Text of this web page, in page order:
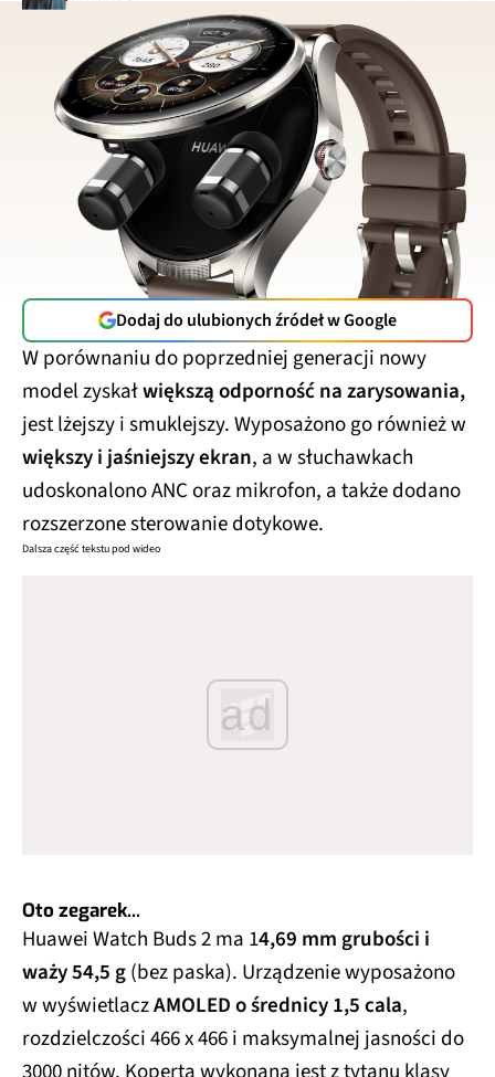
Dodaj do ulubionych źródeł w Google
W porównaniu do poprzedniej generacji nowy
model zyskałwiększą odporność na zarysowania,
jest lżejszy i smuklejszy. Wyposażono go również w
większy i jaśniejszy ekran, a w słuchawkach
udoskonalono ANC oraz mikrofon, a także dodano
rozszerzone sterowanie dotykowe.
Dalsza część tekstu pod wideo
ad
Oto zegarek...
Huawei Watch Buds 2 ma 14,69 mm grubości i
waży 54,5 g(bez paska). Urządzenie wyposażono
w wyświetlaczAMOLED o średnicy 1,5 cala,
rozdzielczości 466 x 466 i maksymalnej jasności do